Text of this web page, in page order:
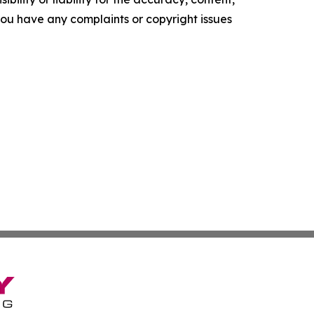
have any complaints or copyright issues